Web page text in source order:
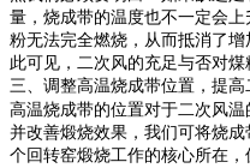
量，烧成带的温度也不一定会
粉无法完全燃烧，从而抵消了
此可见，二次风的充足与否对煤
三、调整高温烧成带位置，提高
高温烧成带的位置对于二次风
并改善煅烧效果，我们可将烧
个回转窑煅烧工作的核心所在，